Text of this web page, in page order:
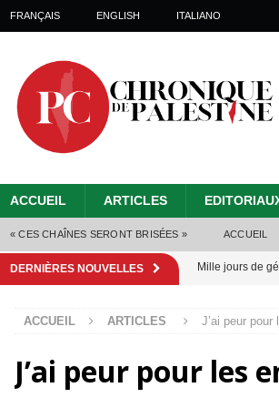
FRANÇAIS ENGLISH ITALIANO
ACCUEIL ARTICLES
« CES CHAÎNES SERONT BRISÉES » ACCUEIL
DERNIÈRES NOUVELLES Mille jours de
Alors que
tueries [ 4 août
ACCUEIL ARTICLES J’ai peur
J’ai peur pour les